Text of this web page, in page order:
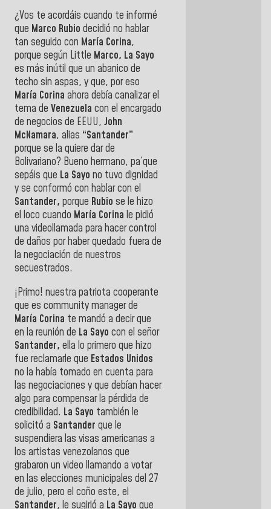
¿Vos te acordáis cuando te informé
que Marco Rubio decidió no hablar
tan seguido con María Corina,
porque según Little Marco, La Sayo
es más inútil que un abanico de
techo sin aspas, y que, por eso
María Corina ahora debía canalizar el
tema de Venezuela con el encargado
de negocios de EEUU, John
McNamara, alias “Santander”
porque se la quiere dar de
Bolivariano? Bueno hermano, pa´que
sepáis que La Sayo no tuvo dignidad
y se conformó con hablar con el
Santander, porque Rubio se le hizo
el loco cuando María Corina le pidió
una videollamada para hacer control
de daños por haber quedado fuera de
la negociación de nuestros
secuestrados.
¡Primo! nuestra patriota cooperante
que es community manager de
María Corina te mandó a decir que
en la reunión de La Sayo con el señor
Santander, ella lo primero que hizo
fue reclamarle que Estados Unidos
no la había tomado en cuenta para
las negociaciones y que debían hacer
algo para compensar la pérdida de
credibilidad. La Sayo también le
solicitó a Santander que le
suspendiera las visas americanas a
los artistas venezolanos que
grabaron un video llamando a votar
en las elecciones municipales del 27
de julio, pero el coño este, el
Santander, le sugirió a La Sayo que